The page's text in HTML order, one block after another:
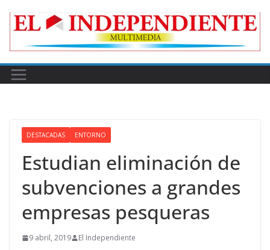
DESTACADAS ENTORNO
Estudian eliminación de
subvenciones a grandes
empresas pesqueras
9 abril, 2019 El Independiente